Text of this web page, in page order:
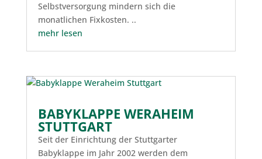
Selbstversorgung mindern sich die
monatlichen Fixkosten. ..
mehr lesen
BABYKLAPPE WERAHEIM
STUTTGART
Seit der Einrichtung der Stuttgarter
Babyklappe im Jahr 2002 werden dem